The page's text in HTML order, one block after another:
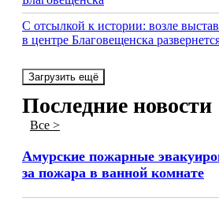
С отсылкой к истории: возле
в центре Благовещенска
Загрузить ещё
Последние новости
Все >
Амурские пожарные
за пожара в ванной комнате